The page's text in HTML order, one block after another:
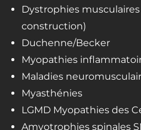
Dystrophies
construction)
Duchenne/Becker
Myopathies
Maladies
Myasthénies
LGMD Myopathies des
Amyotrophies spinales